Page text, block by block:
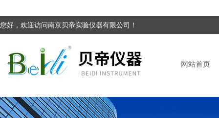
您好，欢迎访问南京贝帝实验仪器有限公司！
网站首页